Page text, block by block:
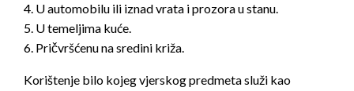
4. U automobilu ili iznad vrata i prozora u stanu.
5. U temeljima kuće.
6. Pričvršćenu na sredini križa.
Korištenje bilo kojeg vjerskog predmeta služi kao